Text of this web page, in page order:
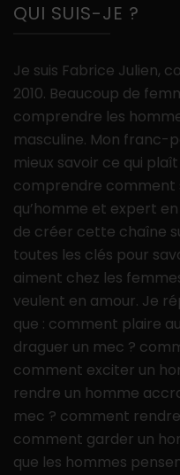
QUI SUIS-JE ?
Je suis Fabrice Julien,
2010. Beaucoup de
comprendre les
masculine. Mon franc-
mieux savoir ce qui
comprendre comment
qu’homme et expert
de créer cette chaîne
toutes les clés pour
aiment chez les
veulent en amour. Je
que : comment plaire
draguer un mec ?
comment exciter un
rendre un homme
mec ? comment
comment garder un
que les hommes